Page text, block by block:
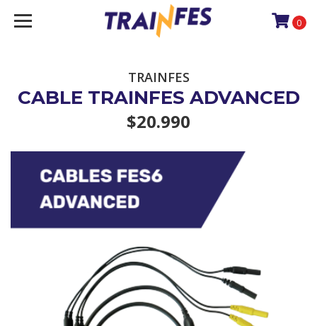
0
TRAINFES
CABLE TRAINFES ADVANCED
$20.990